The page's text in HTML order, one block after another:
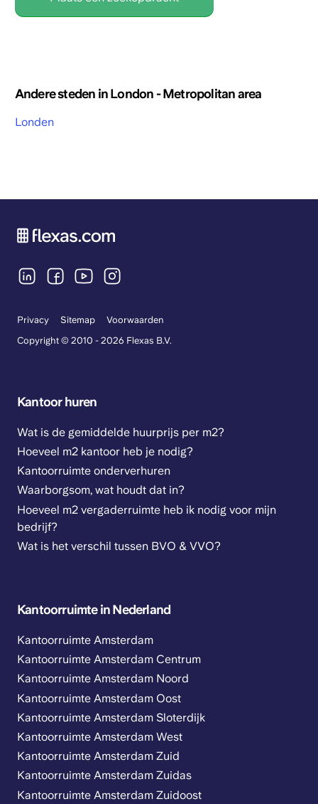
Andere steden in London - Metropolitan area
Londen
Privacy Sitemap
Voorwaarden
Copyright © 2010 - 2026 Flexas B.V.
Kantoor huren
Wat is de gemiddelde huurprijs per m2?
Hoeveel m2 kantoor heb je nodig?
Kantoorruimte onderverhuren
Waarborgsom, wat houdt dat in?
Hoeveel m2 vergaderruimte heb ik nodig voor mijn
bedrijf?
Wat is het verschil tussen BVO & VVO?
Kantoorruimte in Nederland
Kantoorruimte Amsterdam
Kantoorruimte Amsterdam Centrum
Kantoorruimte Amsterdam Noord
Kantoorruimte Amsterdam Oost
Kantoorruimte Amsterdam Sloterdijk
Kantoorruimte Amsterdam West
Kantoorruimte Amsterdam Zuid
Kantoorruimte Amsterdam Zuidas
Kantoorruimte Amsterdam Zuidoost